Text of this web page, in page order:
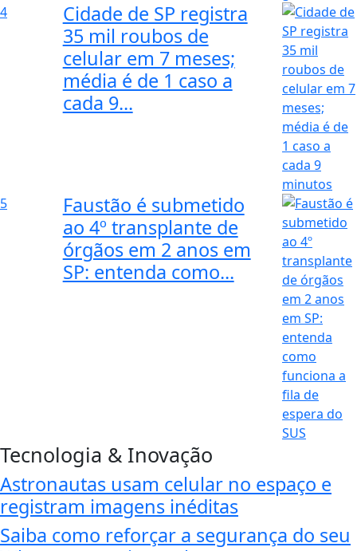
4
Cidade de SP registra
35 mil roubos de
celular em 7 meses;
média é de 1 caso a
cada 9...
5
Faustão é submetido
ao 4º transplante de
órgãos em 2 anos em
SP: entenda como...
Tecnologia & Inovação
Astronautas usam celular no espaço e
registram imagens inéditas
Saiba como reforçar a segurança do seu